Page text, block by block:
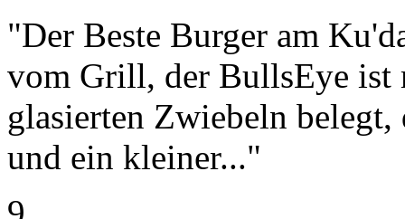
"Der Beste Burger am
vom Grill, der BullsEye ist
glasierten Zwiebeln
und ein kleiner..."